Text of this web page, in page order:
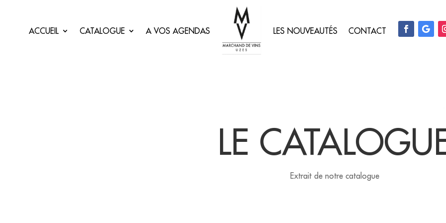
ACCUEIL CATALOGUE A VOS AGENDAS LES NOUVEAUTÉS CONTACT
LE
Extrait de notre catalogue